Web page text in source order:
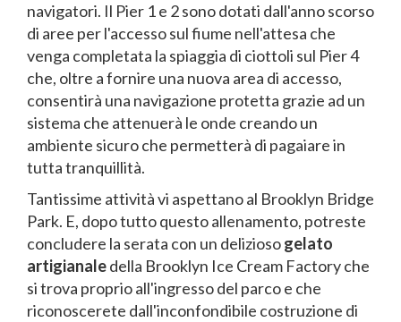
navigatori. Il Pier 1 e 2 sono dotati dall'anno scorso
di aree per l'accesso sul fiume nell'attesa che
venga completata la spiaggia di ciottoli sul Pier 4
che, oltre a fornire una nuova area di accesso,
consentirà una navigazione protetta grazie ad un
sistema che attenuerà le onde creando un
ambiente sicuro che permetterà di pagaiare in
tutta tranquillità.
Tantissime attività vi aspettano al Brooklyn Bridge
Park. E, dopo tutto questo allenamento, potreste
concludere la serata con un deliziosogelato
artigianaledella Brooklyn Ice Cream Factory che
si trova proprio all'ingresso del parco e che
riconoscerete dall'inconfondibile costruzione di